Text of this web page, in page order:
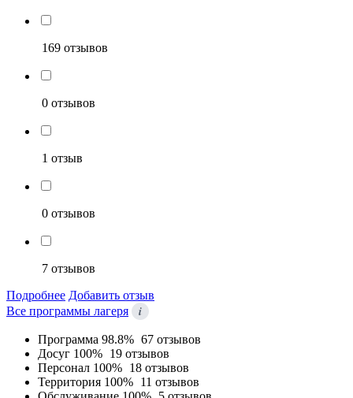
169 отзывов
0 отзывов
1 отзыв
0 отзывов
7 отзывов
Подробнее Добавить отзыв
Все программы лагеря
i
Программа 98.8% 67 отзывов
Досуг 100% 19 отзывов
Персонал 100% 18 отзывов
Территория 100% 11 отзывов